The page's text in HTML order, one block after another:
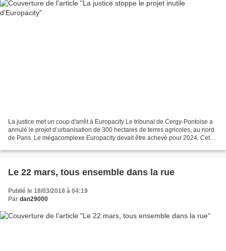
La justice met un coup d'arrêt à Europacity Le tribunal de Cergy-Pontoise a
annulé le projet d’urbanisation de 300 hectares de terres agricoles, au nord
de Paris. Le mégacomplexe Europacity devait être achevé pour 2024. Cet
Le 22 mars, tous ensemble dans la rue
Publié le 18/03/2018 à 04:19
Par dan29000